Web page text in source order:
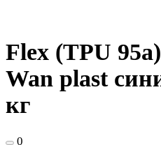
Flex (TPU
Wan plast
кг
0